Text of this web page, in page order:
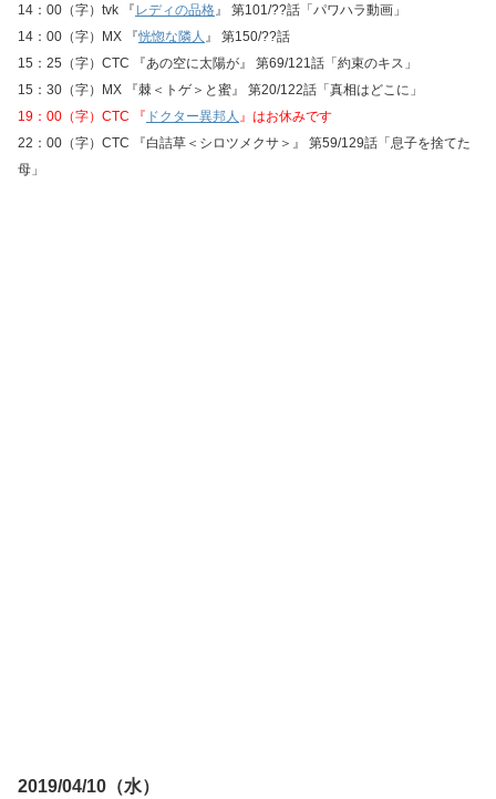
14：00（字）tvk 『レディの品格 』 第101/??話「パワハラ動画」
14：00（字）MX 『恍惚な隣人 』 第150/??話
15：25（字）CTC 『あの空に太陽が』 第69/121話「約束のキス」
15：30（字）MX 『棘＜トゲ＞と蜜』 第20/122話「真相はどこに」
19：00（字）CTC 『 ドクター異邦人 』はお休みです
22：00（字）CTC 『白詰草＜シロツメクサ＞』 第59/129話「息子を捨てた
母」
2019/04/10（水）